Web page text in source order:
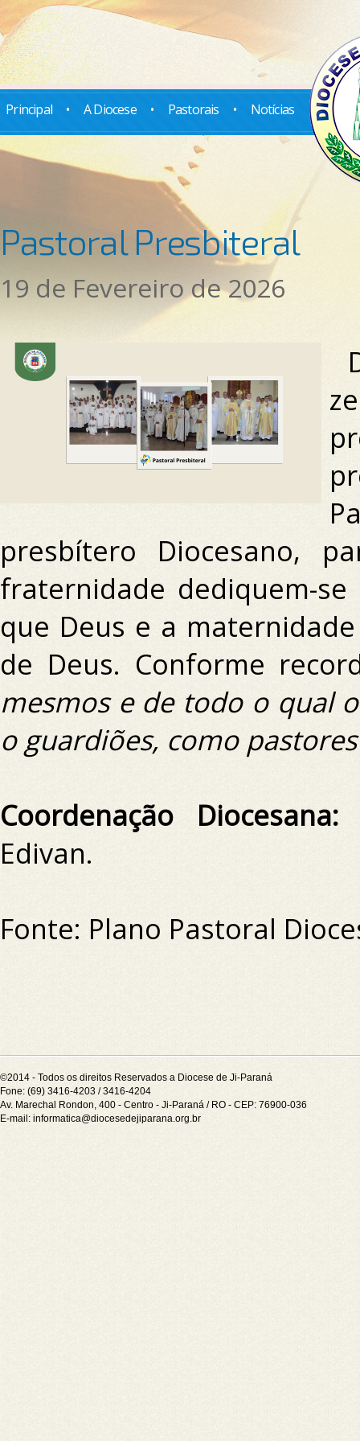
Principal • A Diocese • Pastorais • Notícias
Pastoral Presbiteral
19 de Fevereiro de 2026
presbítero Diocesano,
fraternidade dediquem-
que Deus e a
de Deus. Conforme
mesmos e de todo o qual
o guardiões, como
Coordenação
Edivan.
Fonte: Plano Pastoral
©2014 - Todos os direitos Reservados a Diocese de Ji-Paraná
Fone: (69) 3416-4203 / 3416-4204
Av. Marechal Rondon, 400 - Centro - Ji-Paraná / RO - CEP: 76900-036
E-mail: informatica@diocesedejiparana.org.br